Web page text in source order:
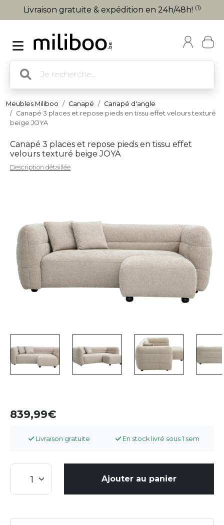
Livraison gratuite & expédition en 24h/48h! (1)
Meubles Miliboo Canapé
Canapé d'angle
Canapé 3 places et repose pieds en tissu effet velours texturé
beige JOYA
Canapé 3 places et repose pieds en tissu effet
velours texturé beige JOYA
Description détaillée
839,99
Livraison gratuite En stock livré sous 1 sem
Ajouter au panier